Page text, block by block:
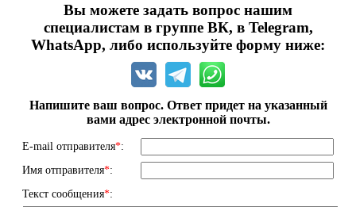
Вы можете задать вопрос нашим
специалистам в группе ВК, в Telegram,
WhatsApp, либо используйте форму ниже:
Напишите ваш вопрос. Ответ придет на указанный
вами адрес электронной почты.
E-mail отправителя*:
Имя отправителя*:
Текст сообщения*: